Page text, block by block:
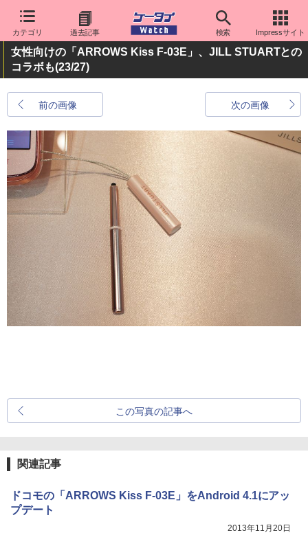
カテゴリ 過去記事 検索 Impressサイト
女性向けの「ARROWS Kiss F-03E」、JILL STUARTとの
コラボも(23/27)
前の画像 次の画像
この写真の記事へ
関連記事
ドコモの「ARROWS Kiss F-03E」をAndroid 4.1にアッ
プデート
2013年11月20日